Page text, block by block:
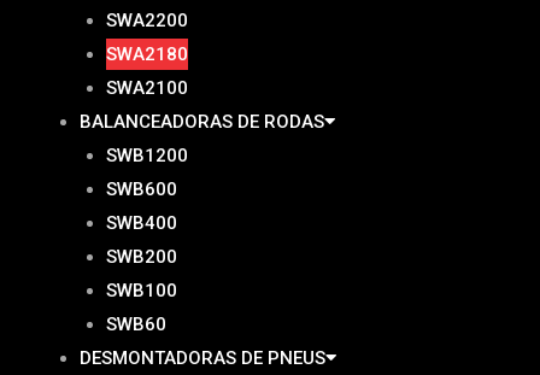
SWA2200
SWA2180
SWA2100
BALANCEADORAS DE RODAS
SWB1200
SWB600
SWB400
SWB200
SWB100
SWB60
DESMONTADORAS DE PNEUS